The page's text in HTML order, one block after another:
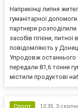
Наприкінці липня
гуманітарної
партнери розподілили
засобів гігієни,
повідомляють у
Упродовж останнього
передали 81,6 тонни
містили продуктові
Спорт 12:35, 3